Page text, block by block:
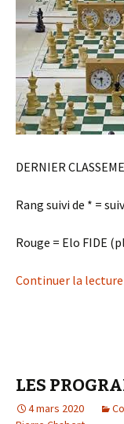
DERNIER
Rang suivi de * =
Rouge = Elo FIDE
Continuer la lecture
LES
4 mars 2020